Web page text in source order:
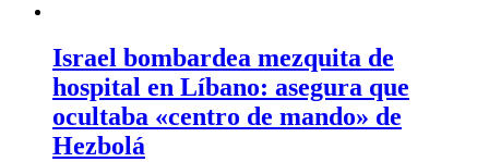
Israel bombardea mezquita de
hospital en Líbano: asegura que
ocultaba «centro de mando» de
Hezbolá